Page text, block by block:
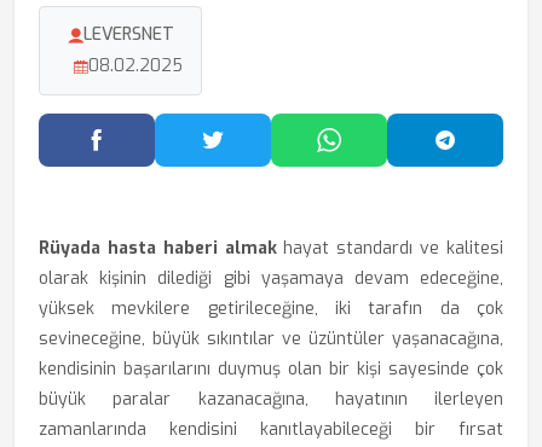
LEVERSNET
08.02.2025
Facebook'ta PaylaşTwitter'da PaylaşWhatsApp'ta Paylaş
Rüyada hasta haberi almakhayat standardı ve kalitesi
olarak kişinin dilediği gibi yaşamaya devam edeceğine,
yüksek mevkilere getirileceğine, iki tarafın da çok
sevineceğine, büyük sıkıntılar ve üzüntüler yaşanacağına,
kendisinin başarılarını duymuş olan bir kişi sayesinde çok
büyük paralar kazanacağına, hayatının ilerleyen
zamanlarında kendisini kanıtlayabileceği bir fırsat